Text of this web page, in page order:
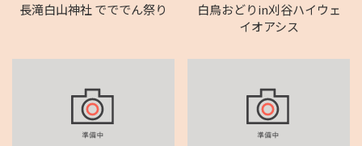
長滝白山神社 でででん祭り
白鳥おどりin刈谷ハイウェ
イオアシス